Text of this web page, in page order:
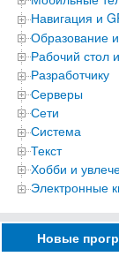
Навигация и
Образование
Рабочий стол
Разработчику
Серверы
Сети
Система
Текст
Хобби и
Электронные
Новые